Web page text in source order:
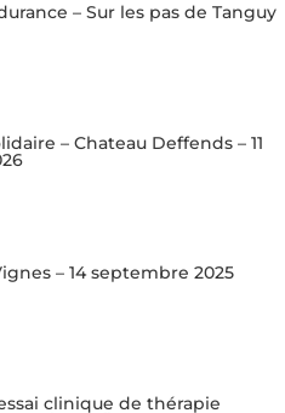
– Sur les pas de Tanguy
– Chateau Deffends – 11
– 14 septembre 2025
clinique de thérapie